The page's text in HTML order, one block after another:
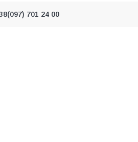
701 24 00